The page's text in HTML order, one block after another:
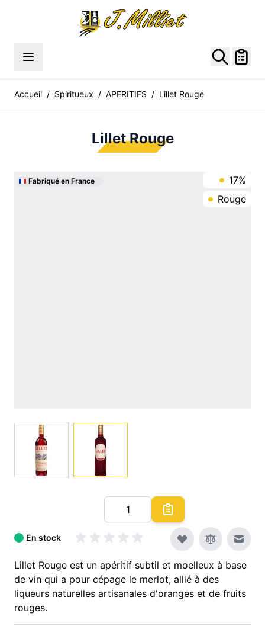
Accueil / Spiritueux / APERITIFS / Lillet Rouge
Lillet Rouge
Fabriqué en France
17%
Rouge
View larger imageView larger image
En stock
Lillet Rouge est un apéritif subtil et moelleux à base
de vin qui a pour cépage le merlot, allié à des
liqueurs naturelles artisanales d'oranges et de fruits
rouges.
Quantité